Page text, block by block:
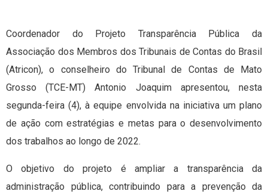
Coordenador do Projeto Transparência Pública da
Associação dos Membros dos Tribunais de Contas do Brasil
(Atricon), o conselheiro do Tribunal de Contas de Mato
Grosso (TCE-MT) Antonio Joaquim apresentou, nesta
segunda-feira (4), à equipe envolvida na iniciativa um plano
de ação com estratégias e metas para o desenvolvimento
dos trabalhos ao longo de 2022.
O objetivo do projeto é ampliar a transparência da
administração pública, contribuindo para a prevenção da